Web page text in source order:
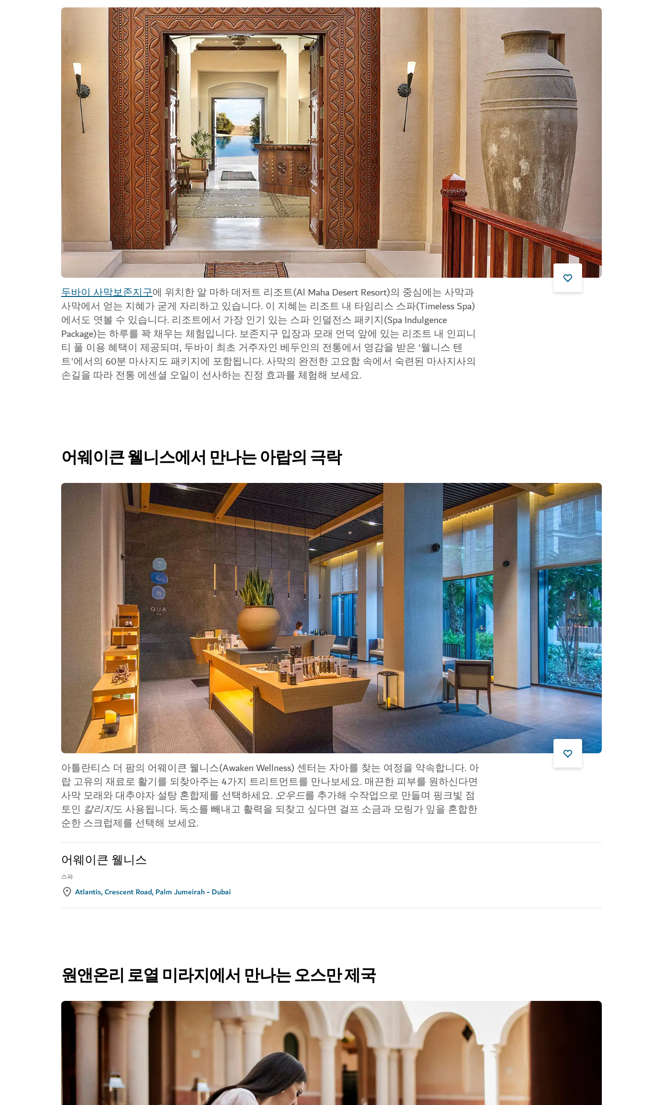
두바이 사막보존지구에 위치한 알 마하 데저트 리조트(Al Maha Desert Resort)의 중심에는 사막과
사막에서 얻는 지혜가 굳게 자리하고 있습니다. 이 지혜는 리조트 내 타임리스 스파(Timeless Spa)
에서도 엿볼 수 있습니다. 리조트에서 가장 인기 있는 스파 인덜전스 패키지(Spa Indulgence
Package)는 하루를 꽉 채우는 체험입니다. 보존지구 입장과 모래 언덕 앞에 있는 리조트 내 인피니
티 풀 이용 혜택이 제공되며, 두바이 최초 거주자인 베두인의 전통에서 영감을 받은 '웰니스 텐
트'에서의 60분 마사지도 패키지에 포함됩니다. 사막의 완전한 고요함 속에서 숙련된 마사지사의
손길을 따라 전통 에센셜 오일이 선사하는 진정 효과를 체험해 보세요.
어웨이큰 웰니스에서 만나는 아랍의 극락
아틀란티스 더 팜의 어웨이큰 웰니스(Awaken Wellness) 센터는 자아를 찾는 여정을 약속합니다. 아
랍 고유의 재료로 활기를 되찾아주는 4가지 트리트먼트를 만나보세요. 매끈한 피부를 원하신다면
사막 모래와 대추야자 설탕 혼합제를 선택하세요. 오우드를 추가해 수작업으로 만들며 핑크빛 점
토인 칼리지도 사용됩니다. 독소를 빼내고 활력을 되찾고 싶다면 걸프 소금과 모링가 잎을 혼합한
순한 스크럽제를 선택해 보세요.
어웨이큰 웰니스
스파
Atlantis, Crescent Road, Palm Jumeirah - Dubai
원앤온리 로열 미라지에서 만나는 오스만 제국